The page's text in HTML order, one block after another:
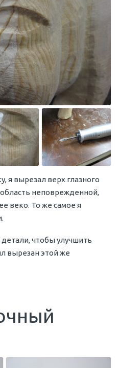
я вырезал верх глазного
неповрежденной,
веко. То же самое я
чтобы улучшить
вырезан этой же